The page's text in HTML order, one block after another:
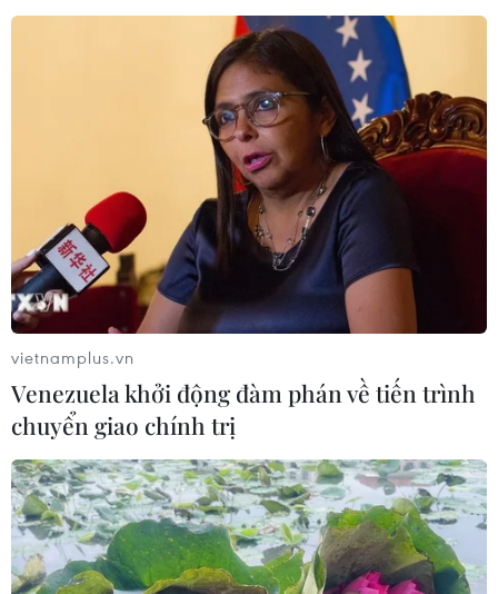
50 năm Thống nhất đất nước: Cuba tôn
vinh Chiến thắng vĩ đại
BCH Trung ương Đảng Cộng sản Cuba đã tổ chức trọng
thể Lễ kỷ niệm 50 năm Ngày Giải phóng miền Nam,
thống nhất đất nước, thể hiện tình hữu nghị, đoàn kết
đặc biệt với nhân dân Việt Nam anh em.
vietnamplus.vn
Venezuela khởi động đàm phán về tiến trình
chuyển giao chính trị